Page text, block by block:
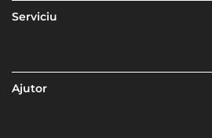
Serviciu
Ajutor